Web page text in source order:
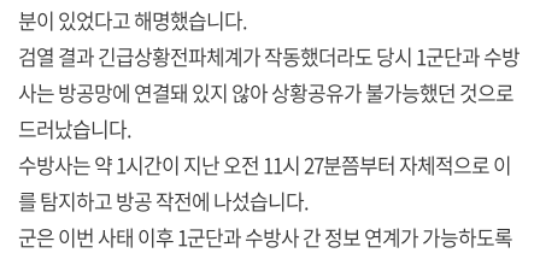
분이 있었다고 해명했습니다.
검열 결과 긴급상황전파체계가 작동했더라도 당시 1군단과 수방
사는 방공망에 연결돼 있지 않아 상황공유가 불가능했던 것으로
드러났습니다.
수방사는 약 1시간이 지난 오전 11시 27분쯤부터 자체적으로 이
를 탐지하고 방공 작전에 나섰습니다.
군은 이번 사태 이후 1군단과 수방사 간 정보 연계가 가능하도록